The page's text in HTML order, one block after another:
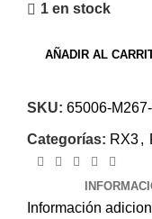
1 en stock
AÑADIR AL
SKU: 65006-
Categorías: RX3,
Información